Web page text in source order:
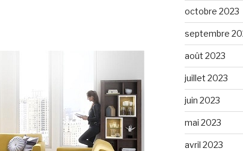
octobre 2023
septembre
août 2023
juillet 2023
juin 2023
mai 2023
avril 2023